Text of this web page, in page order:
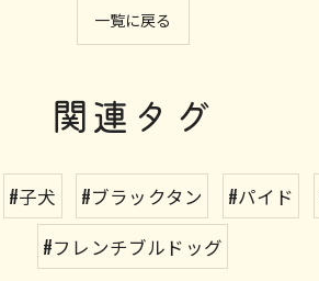
一覧に戻る
関連タグ
#子犬 #ブラックタン #パイド
#フレンチブルドッグ